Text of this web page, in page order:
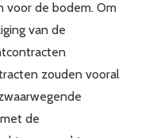
voor de bodem. Om
van de
zouden vooral
de